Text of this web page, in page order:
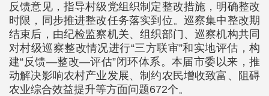
反馈意见，指导村级党组织制定整改措施，明确整改
时限，同步推进整改任务落实到位。巡察集中整改期
结束后，由纪检监察机关、组织部门、巡察机构共同
对村级巡察整改情况进行“三方联审”和实地评估，构
建“反馈—整改—评估”闭环体系。本届市委以来，推
动解决影响农村产业发展、制约农民增收致富、阻碍
农业综合效益提升等方面问题672个。